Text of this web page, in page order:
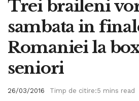
Trei braileni
sambata in
Romaniei la
seniori
26/03/2016 Timp de citire:5 mins read